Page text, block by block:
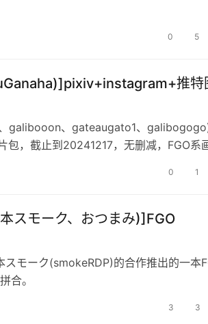
0 5
推特
galibooon、gateaugato1、
，截止到20241217，无删减，FGO系
0 1
スモーク、おつまみ)]FGO
モーク(smokeRDP)的合作推出的一本
合。
3 3